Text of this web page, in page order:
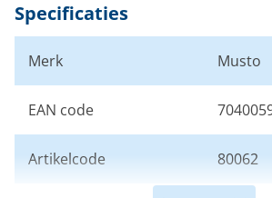
Specificaties
Merk Musto
EAN code
Artikelcode 80062